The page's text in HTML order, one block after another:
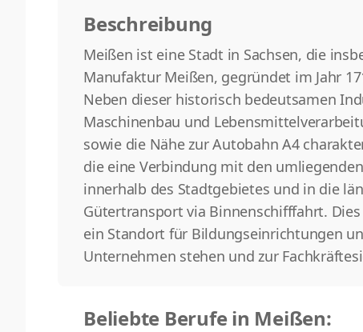
Beschreibung
Meißen ist eine Stadt in Sachsen, die
Manufaktur Meißen, gegründet im Jahr
Neben dieser historisch bedeutsamen
Maschinenbau und
sowie die Nähe zur Autobahn A4
die eine Verbindung mit den
innerhalb des Stadtgebietes und in die
Gütertransport via Binnenschifffahrt.
ein Standort für Bildungseinrichtungen
Unternehmen stehen und zur
Beliebte Berufe in Meißen: